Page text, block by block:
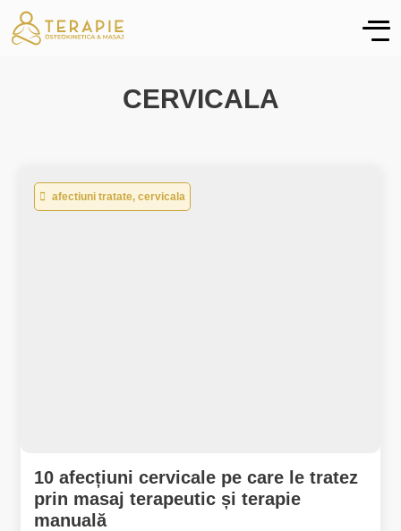
CERVICALA
afectiuni tratate, cervicala
10 afecțiuni cervicale pe care le tratez
prin masaj terapeutic și terapie
manuală